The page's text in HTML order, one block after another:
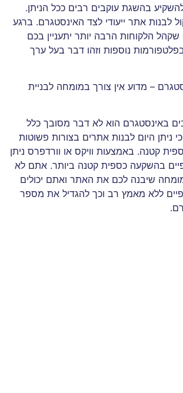
בהשגת עוקבים רבים ככל הניתן.
לבנות אתר ייעודי לצד האינסטגרם. ברגע
הלקוחות הרבה יותר יתעניין בכם
בפלטפורמות נוספות וזהו דבר בעל ערך
– מדוע אין צורך במומחה לבניית
באינסטגרם הוא לא דבר מסובך כלל
ניתן היום לבנות אתרים בצורות פשוטות
קטנה. באמצעות וויקס או וורדפרס ניתן
בהשקעה כספית קטנה ביותר. אתם לא
שיבנה לכם את האתר ואתם יכולים
ללא מאמץ רב וכך להגדיל את מספר